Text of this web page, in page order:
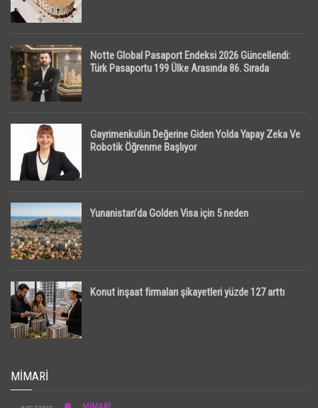
Notte Global Pasaport Endeksi 2026 Güncellendi:
Türk Pasaportu 199 Ülke Arasında 86. Sırada
Gayrimenkulün Değerine Giden Yolda Yapay Zeka Ve
Robotik Öğrenme Başlıyor
Yunanistan’da Golden Visa için 5 neden
Konut inşaat firmaları şikayetleri yüzde 127 arttı
MIMARI
MİMARİ